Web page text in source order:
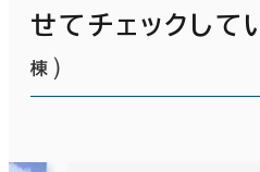
せてチェックして
棟 ）